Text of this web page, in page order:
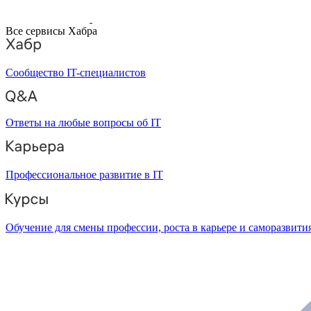
Все сервисы Хабра
Сообщество IT-специалистов
Ответы на любые вопросы об IT
Профессиональное развитие в IT
Обучение для смены профессии, роста в карьере и